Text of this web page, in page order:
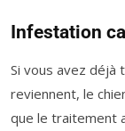
Infestation
Si vous avez déjà
reviennent, le
que le traitement